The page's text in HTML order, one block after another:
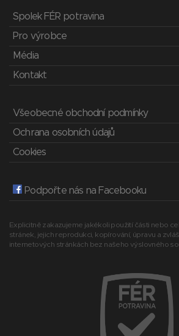
Spolek FÉR potravina
Pro výrobce
Média
Kontakt
Všeobecné obchodní podmínky
Ochrana osobních údajů
Cookies
Podpořte nás na Facebooku
Explicitně zakazujeme jakékoli použití části nebo
stránek, jejich reprodukci, kopírování, úpravu a
internetových stránkách bez našeho výslovného